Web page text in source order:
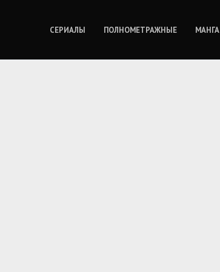
СЕРИАЛЫ ПОЛНОМЕТРАЖНЫЕ МАНГА